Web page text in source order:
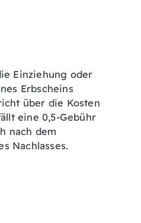
Einziehung oder
Erbscheins
über die Kosten
eine 0,5-Gebühr
nach dem
Nachlasses.